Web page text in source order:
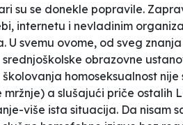
su se donekle popravile.
internetu i nevladinim
U svemu ovome, od sveg
obrazovne
homoseksualnost
mržnje) a slušajući priče ostalih
više ista situacija. Da nisam